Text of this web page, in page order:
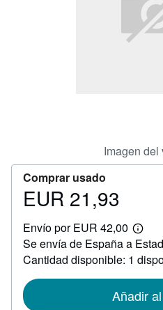
Imagen del
Comprar usado
Precio
21,93
EUR 21,93
Envío por EUR 42,00
Más
sobre
las
envío
Se envía de España a
Cantidad disponible: 1
Añadir